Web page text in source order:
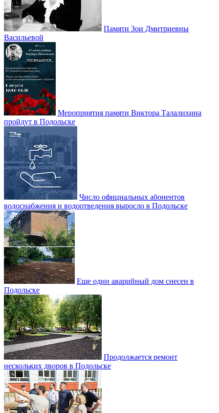
Памяти Зои Дмитриевны
Васильевой
Мероприятия памяти Виктора Талалихина
пройдут в Подольске
Число официальных абонентов
водоснабжения и водоотведения выросло в Подольске
Еще один аварийный дом снесен в
Подольске
Продолжается ремонт
нескольких дворов в Подольске